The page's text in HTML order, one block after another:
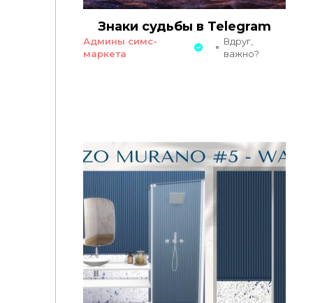
Знаки судьбы в Telegram
Админы симс-
маркета
Вдруг,
важно?